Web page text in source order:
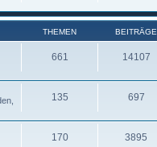
THEMEN BEITRÄGE
661 14107
135 697
170 3895